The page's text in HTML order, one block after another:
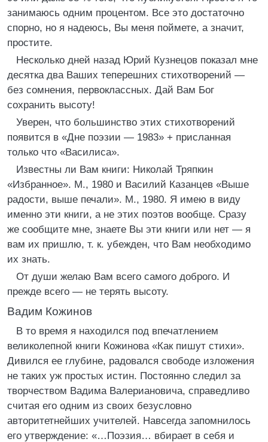
занимаюсь одним процентом. Все это достаточно
спорно, но я надеюсь, Вы меня поймете, а значит,
простите.
Несколько дней назад Юрий Кузнецов показал мне
десятка два Ваших теперешних стихотворений —
без сомнения, первоклассных. Дай Вам Бог
сохранить высоту!
Уверен, что большинство этих стихотворений
появится в «Дне поэзии — 1983» + присланная
только что «Василиса».
Известны ли Вам книги: Николай Тряпкин
«Избранное». М., 1980 и Василий Казанцев «Выше
радости, выше печали». М., 1980. Я имею в виду
именно эти книги, а не этих поэтов вообще. Сразу
же сообщите мне, знаете Вы эти книги или нет — я
вам их пришлю, т. к. убежден, что Вам необходимо
их знать.
От души желаю Вам всего самого доброго. И
прежде всего — не терять высоту.
Вадим Кожинов
В то время я находился под впечатлением
великолепной книги Кожинова «Как пишут стихи».
Дивился ее глубине, радовался свободе изложения
не таких уж простых истин. Постоянно следил за
творчеством Вадима Валериановича, справедливо
считая его одним из своих безусловно
авторитетнейших учителей. Навсегда запомнилось
его утверждение: «…Поэзия… вбирает в себя и